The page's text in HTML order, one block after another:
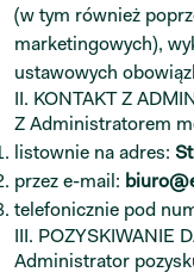
(w tym również
marketingowych),
ustawowych
II. KONTAKT Z
Z Administratorem
listownie na adres:
przez e-mail:
telefonicznie pod
III. POZYSKIWANIE
Administrator